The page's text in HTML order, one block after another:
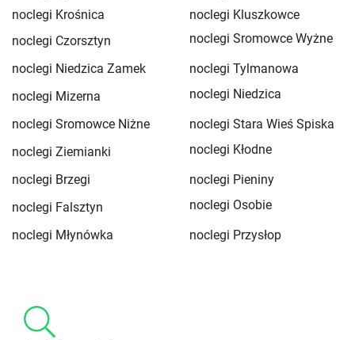
noclegi Krośnica
noclegi Kluszkowce
noclegi Czorsztyn
noclegi Sromowce Wyżne
noclegi Niedzica Zamek
noclegi Tylmanowa
noclegi Mizerna
noclegi Niedzica
noclegi Sromowce Niżne
noclegi Stara Wieś Spiska
noclegi Ziemianki
noclegi Kłodne
noclegi Brzegi
noclegi Pieniny
noclegi Falsztyn
noclegi Osobie
noclegi Młynówka
noclegi Przysłop